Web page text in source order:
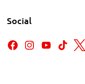
Social